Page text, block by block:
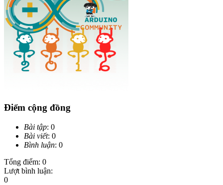
Điểm cộng đồng
Bài tập: 0
Bài viết: 0
Bình luận: 0
Tổng điểm: 0
Lượt bình luận:
0